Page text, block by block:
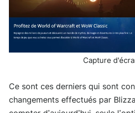
Capture
Ce sont ces derniers qui sont
changements effectués par